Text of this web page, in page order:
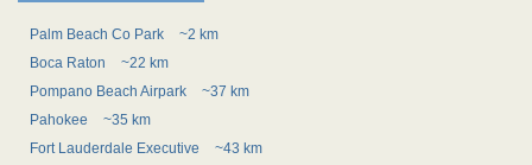
Palm Beach Co Park
~2 km
Boca Raton
~22 km
Pompano Beach Airpark
~37 km
Pahokee
~35 km
Fort Lauderdale Executive
~43 km